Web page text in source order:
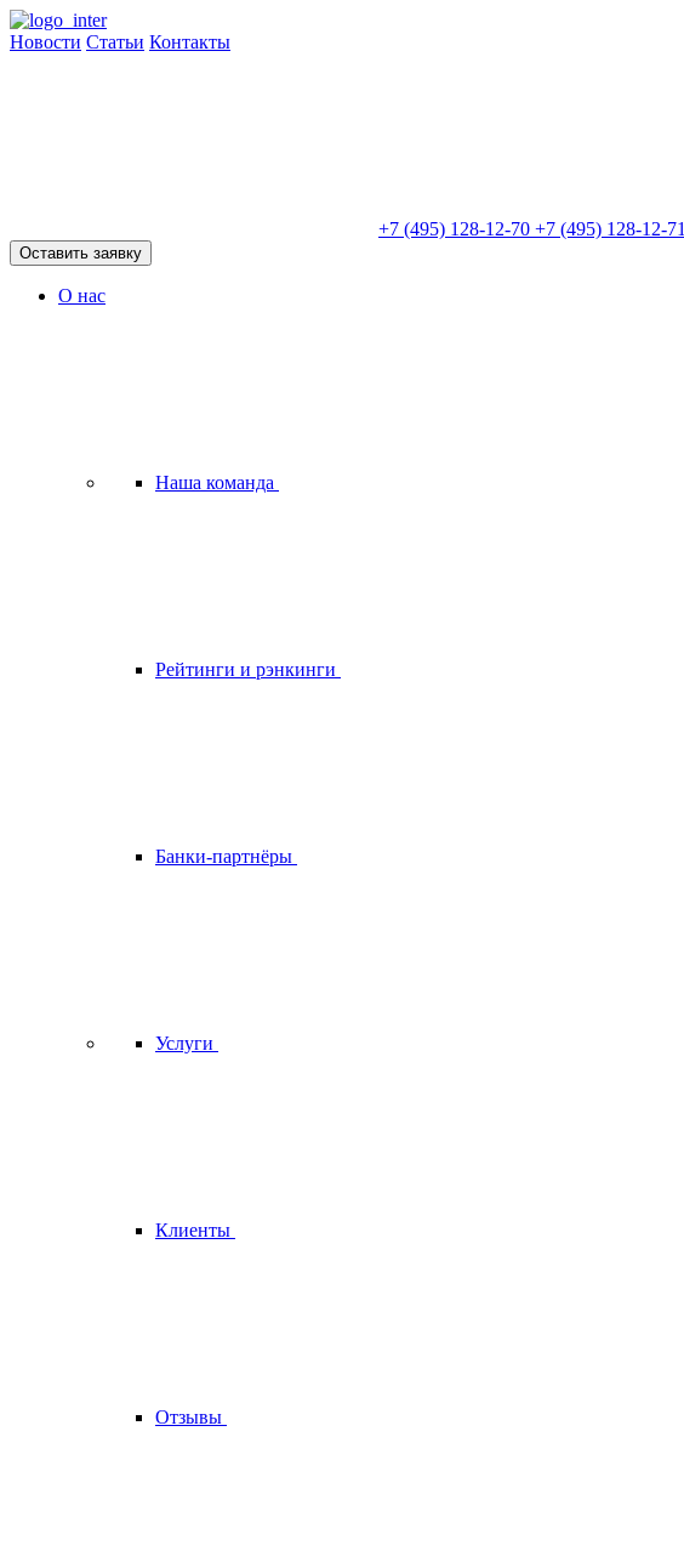
Новости Статьи Контакты
+7 (495) 128-12-70 +7 (495) 128-12-71
Оставить заявку
О нас
Наша команда
Рейтинги и рэнкинги
Банки-партнёры
Услуги
Клиенты
Отзывы